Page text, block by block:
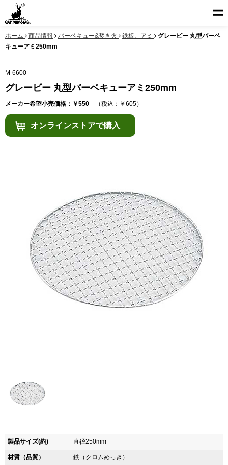
ホーム 商品情報 バーベキュー&焚き火 鉄板、アミ
グレービー 丸型バーベ
キューアミ250mm
M-6600
グレービー 丸型バーベキューアミ250mm
メーカー希望小売価格：￥550 （税込：￥605）
オンラインストアで購入
製品サイズ(約) 直径250mm
材質（品質） 鉄（クロムめっき）